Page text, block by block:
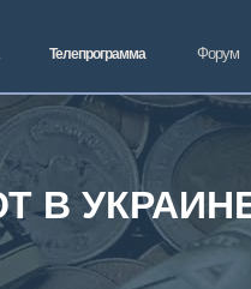
Телепрограмма Форум
В